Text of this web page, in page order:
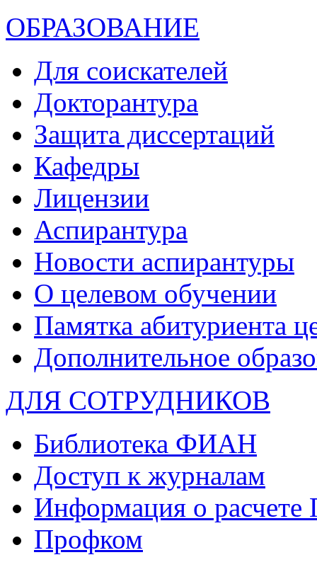
ОБРАЗОВАНИЕ
Для соискателей
Докторантура
Защита диссертаций
Кафедры
Лицензии
Аспирантура
Новости аспирантуры
О целевом обучении
Памятка абитуриента
Дополнительное
ДЛЯ СОТРУДНИКОВ
Библиотека ФИАН
Доступ к журналам
Информация о
Профком